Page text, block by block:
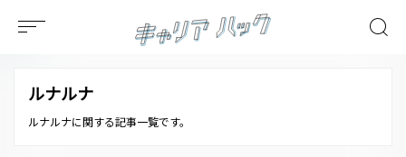
ルナルナ
ルナルナに関する記事一覧です。